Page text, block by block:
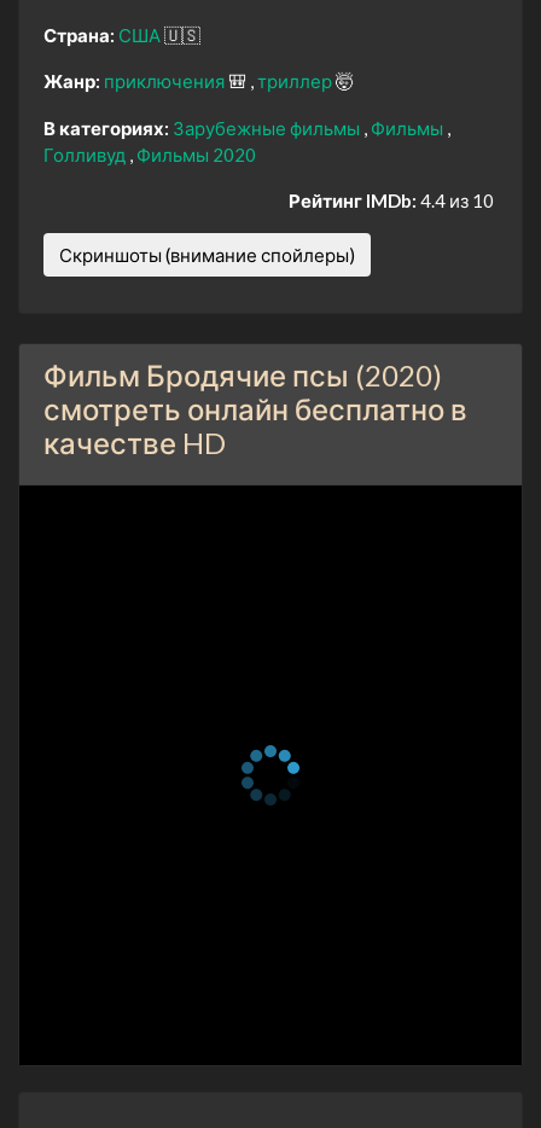
Страна: США 🇺🇸
Жанр: приключения 🎒 триллер🤯
В категориях: Зарубежные фильмы
Фильмы
Голливуд
Фильмы 2020
Рейтинг IMDb: 4.4 из 10
Скриншоты (внимание спойлеры)
Фильм Бродячие псы (2020)
смотреть онлайн бесплатно в
качестве HD